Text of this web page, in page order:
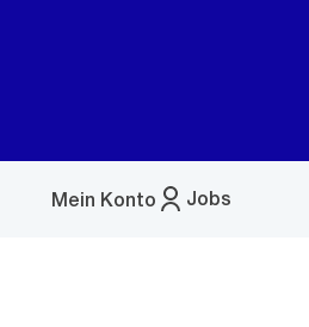
Jobs
Mein Konto
Menü